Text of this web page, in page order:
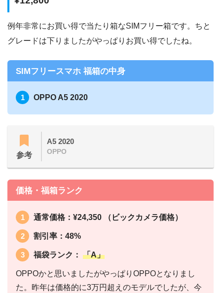
例年非常にお買い得で当たり箱なSIMフリー箱です。ちと
グレードは下りましたがやっぱりお買い得でしたね。
SIMフリースマホ 福箱の中身
OPPO A5 2020
参考
A5 2020
OPPO
価格・福箱ランク
通常価格：¥24,350 （ビックカメラ価格）
割引率：48%
福袋ランク：「A」
OPPOかと思いましたがやっぱりOPPOとなりまし
た。昨年は価格的に3万円超えのモデルでしたが、今